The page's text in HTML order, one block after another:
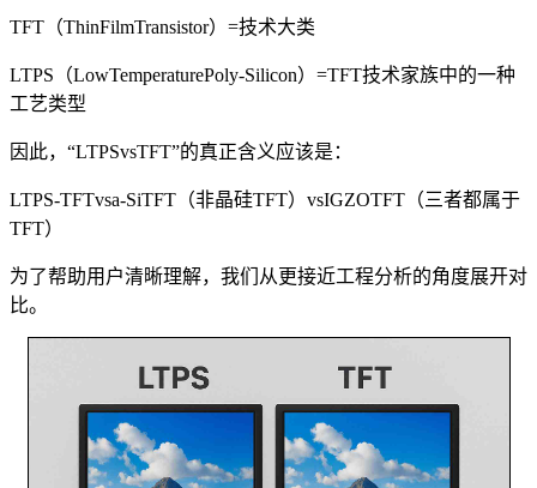
TFT（ThinFilmTransistor）=技术大类
LTPS（LowTemperaturePoly-Silicon）=TFT技术家族中的一种
工艺类型
因此，“LTPSvsTFT”的真正含义应该是：
LTPS-TFTvsa-SiTFT（非晶硅TFT）vsIGZOTFT（三者都属于
TFT）
为了帮助用户清晰理解，我们从更接近工程分析的角度展开对
比。